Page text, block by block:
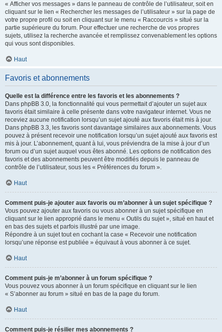
« Afficher vos messages » dans le panneau de contrôle de l’utilisateur, soit en
cliquant sur le lien « Rechercher les messages de l’utilisateur » sur la page de
votre propre profil ou soit en cliquant sur le menu « Raccourcis » situé sur la
partie supérieure du forum. Pour effectuer une recherche de vos propres
sujets, utilisez la recherche avancée et remplissez convenablement les options
qui vous sont disponibles.
Haut
Favoris et abonnements
Quelle est la différence entre les favoris et les abonnements ?
Dans phpBB 3.0, la fonctionnalité qui vous permettait d’ajouter un sujet aux
favoris était similaire à celle présente dans votre navigateur internet. Vous ne
receviez aucune notification lorsqu’un sujet ajouté aux favoris était mis à jour.
Dans phpBB 3.3, les favoris sont davantage similaires aux abonnements. Vous
pouvez à présent recevoir une notification lorsqu’un sujet ajouté aux favoris est
mis à jour. L’abonnement, quant à lui, vous préviendra de la mise à jour d’un
forum ou d’un sujet auquel vous êtes abonné. Les options de notification des
favoris et des abonnements peuvent être modifiés depuis le panneau de
contrôle de l’utilisateur, sous les « Préférences du forum ».
Haut
Comment puis-je ajouter aux favoris ou m’abonner à un sujet spécifique ?
Vous pouvez ajouter aux favoris ou vous abonner à un sujet spécifique en
cliquant sur le lien approprié dans le menu « Outils du sujet », situé en haut et
en bas des sujets et parfois illustré par une image.
Répondre à un sujet tout en cochant la case « Recevoir une notification
lorsqu’une réponse est publiée » équivaut à vous abonner à ce sujet.
Haut
Comment puis-je m’abonner à un forum spécifique ?
Vous pouvez vous abonner à un forum spécifique en cliquant sur le lien
« S’abonner au forum » situé en bas de la page du forum.
Haut
Comment puis-je résilier mes abonnements ?